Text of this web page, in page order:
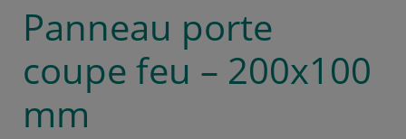
Panneau porte
coupe feu – 200x100
mm